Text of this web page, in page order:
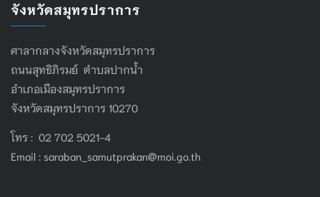
จังหวัดสมุทรปราการ
ศาลากลางจังหวัดสมุทรปราการ
ถนนสุทธิภิรมย์ ตำบลปากน้ำ
อำเภอเมืองสมุทรปราการ
จังหวัดสมุทรปราการ 10270
โทร : 02 702 5021-4
Email : saraban_samutprakan@moi.go.th